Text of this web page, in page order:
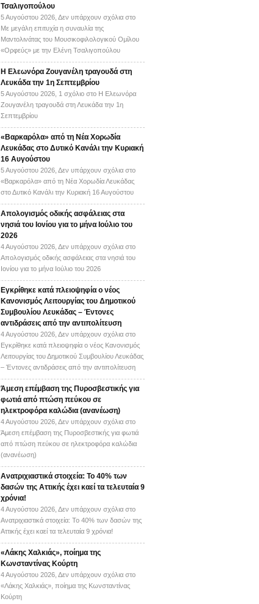
Τσαλιγοπούλου
5 Αυγούστου 2026, Δεν υπάρχουν σχόλια στο
Με μεγάλη επιτυχία η συναυλία της
Μαντολινάτας του Μουσικοφιλολογικού Ομίλου
«Ορφεύς» με την Ελένη Τσαλιγοπούλου
Η Ελεωνόρα Ζουγανέλη τραγουδά στη
Λευκάδα την 1η Σεπτεμβρίου
5 Αυγούστου 2026, 1 σχόλιο στο Η Ελεωνόρα
Ζουγανέλη τραγουδά στη Λευκάδα την 1η
Σεπτεμβρίου
«Βαρκαρόλα» από τη Νέα Χορωδία
Λευκάδας στο Δυτικό Κανάλι την Κυριακή
16 Αυγούστου
5 Αυγούστου 2026, Δεν υπάρχουν σχόλια στο
«Βαρκαρόλα» από τη Νέα Χορωδία Λευκάδας
στο Δυτικό Κανάλι την Κυριακή 16 Αυγούστου
Απολογισμός οδικής ασφάλειας στα
νησιά του Ιονίου για το μήνα Ιούλιο του
2026
4 Αυγούστου 2026, Δεν υπάρχουν σχόλια στο
Απολογισμός οδικής ασφάλειας στα νησιά του
Ιονίου για το μήνα Ιούλιο του 2026
Εγκρίθηκε κατά πλειοψηφία ο νέος
Κανονισμός Λειτουργίας του Δημοτικού
Συμβουλίου Λευκάδας – Έντονες
αντιδράσεις από την αντιπολίτευση
4 Αυγούστου 2026, Δεν υπάρχουν σχόλια στο
Εγκρίθηκε κατά πλειοψηφία ο νέος Κανονισμός
Λειτουργίας του Δημοτικού Συμβουλίου Λευκάδας
– Έντονες αντιδράσεις από την αντιπολίτευση
Άμεση επέμβαση της Πυροσβεστικής για
φωτιά από πτώση πεύκου σε
ηλεκτροφόρα καλώδια (ανανέωση)
4 Αυγούστου 2026, Δεν υπάρχουν σχόλια στο
Άμεση επέμβαση της Πυροσβεστικής για φωτιά
από πτώση πεύκου σε ηλεκτροφόρα καλώδια
(ανανέωση)
Ανατριχιαστικά στοιχεία: Το 40% των
δασών της Αττικής έχει καεί τα τελευταία 9
χρόνια!
4 Αυγούστου 2026, Δεν υπάρχουν σχόλια στο
Ανατριχιαστικά στοιχεία: Το 40% των δασών της
Αττικής έχει καεί τα τελευταία 9 χρόνια!
«Λάκης Χαλκιάς», ποίημα της
Κωνσταντίνας Κούρτη
4 Αυγούστου 2026, Δεν υπάρχουν σχόλια στο
«Λάκης Χαλκιάς», ποίημα της Κωνσταντίνας
Κούρτη